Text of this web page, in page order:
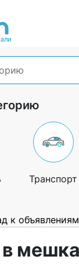
Транспорт
к объявлениям